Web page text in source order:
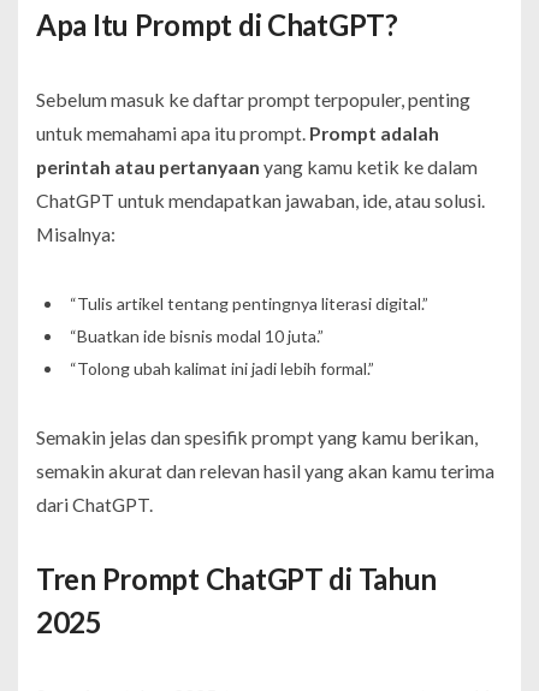
Apa Itu Prompt di ChatGPT?
Sebelum masuk ke daftar prompt terpopuler, penting
untuk memahami apa itu prompt. Prompt adalah
perintah atau pertanyaan yang kamu ketik ke dalam
ChatGPT untuk mendapatkan jawaban, ide, atau solusi.
Misalnya:
“Tulis artikel tentang pentingnya literasi digital.”
“Buatkan ide bisnis modal 10 juta.”
“Tolong ubah kalimat ini jadi lebih formal.”
Semakin jelas dan spesifik prompt yang kamu berikan,
semakin akurat dan relevan hasil yang akan kamu terima
dari ChatGPT.
Tren Prompt ChatGPT di Tahun
2025